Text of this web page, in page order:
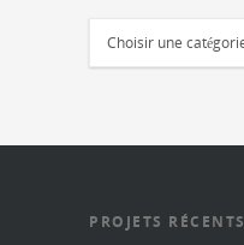
PROJETS RÉCENTS